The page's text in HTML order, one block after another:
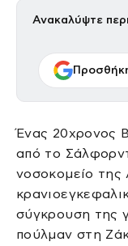
Ανακαλύψτε
Ένας 20χρονος
από το
νοσοκομείο
σύγκρουση της
πούλμαν στη